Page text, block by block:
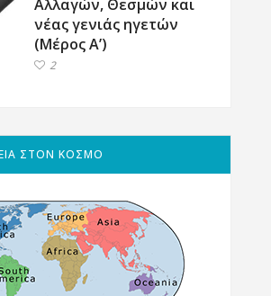
Αλλαγών, Θεσμών και
νέας γενιάς ηγετών
(Μέρος Α’)
2
ΣΤΟΝ ΚΟΣΜΟ